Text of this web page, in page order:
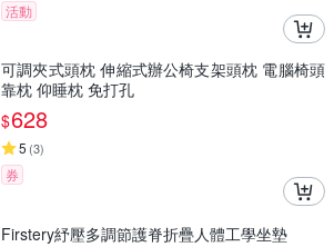
活動
可調夾式頭枕 伸縮式辦公椅支架頭枕 電腦椅頭
靠枕 仰睡枕 免打孔
$628
5 (3)
券
Firstery紓壓多調節護脊折疊人體工學坐墊